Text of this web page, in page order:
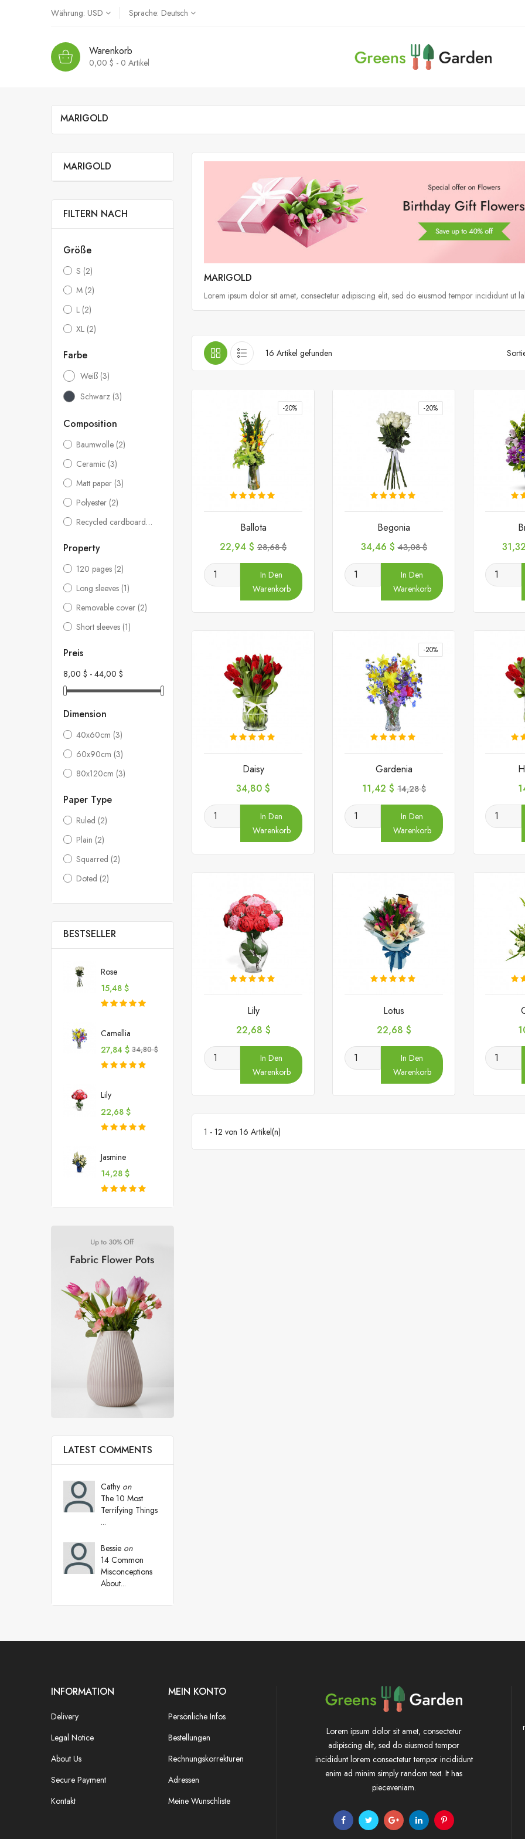
Währung: USD Sprache: Deutsch
Warenkorb
0,00 $ - 0 Artikel
MARIGOLD
MARIGOLD
FILTERN NACH
Größe
S (2)
M (2)
L (2)
XL (2)
Farbe
Weiß (3)
Schwarz (3)
Composition
Baumwolle (2)
Ceramic (3)
Matt paper (3)
Polyester (2)
Recycled cardboard
(2)
Property
120 pages (2)
Long sleeves (1)
Removable cover (2)
Short sleeves (1)
Preis
8,00 $ - 44,00 $
Dimension
40x60cm (3)
60x90cm (3)
80x120cm (3)
Paper Type
Ruled (2)
Plain (2)
Squarred (2)
Doted (2)
BESTSELLER
Rose
Preis
15,48 $
Camellia
Preis
27,84 $ Verkaufspreis
34,80 $
Lily
Preis
22,68 $
Jasmine
Preis
14,28 $
LATEST COMMENTS
Cathy on
The 10 Most
Terrifying Things
...
Bessie on
14 Common
Misconceptions
About...
MARIGOLD
Lorem ipsum dolor sit amet, consectetur adipiscing elit, sed do eiusmod tempor incididunt ut
16 Artikel gefunden
-20%
Ballota
Preis
22,94 $ Verkaufspreis
28,68 $
In Den
Warenkorb
-20%
Begonia
Preis
34,46 $ Verkaufspreis
43,08 $
In Den
Warenkorb
Preis
Daisy
Preis
34,80 $
In Den
Warenkorb
-20%
Gardenia
Preis
11,42 $ Verkaufspreis
14,28 $
In Den
Warenkorb
Lily
Preis
22,68 $
In Den
Warenkorb
Lotus
Preis
22,68 $
In Den
Warenkorb
1 - 12 von 16 Artikel(n)
INFORMATION
Delivery
Legal Notice
About Us
Secure Payment
Kontakt
MEIN KONTO
Persönliche Infos
Bestellungen
Rechnungskorrekturen
Adressen
Meine Wunschliste
Lorem ipsum dolor sit amet, consectetur
adipiscing elit, sed do eiusmod tempor
incididunt lorem consectetur tempor incididunt
enim ad minim simply random text. It has
pieceveniam.